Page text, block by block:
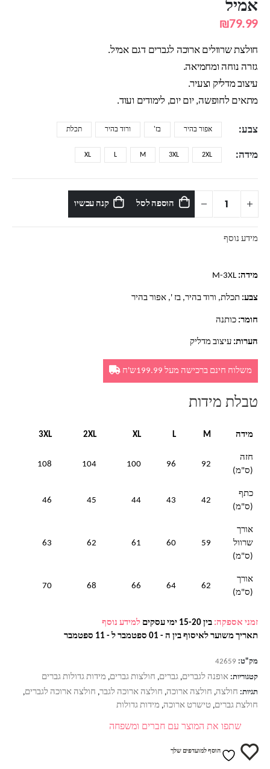
אמיל
₪79.99
חולצת שרוולים ארוכה לגברים דגם אמיל.
גזרה נוחה ומחמיאה.
עיצוב מדליק וצעיר.
מתאים לחופשה, יום יום, לימודים ועוד.
צבע אפור בהיר בז' ורוד בהיר תכלת
מידה 2XL
3XL
M
L
XL
הוספה לסל קנה עכשיו
מידע נוסף
מידה: M-3XL
צבע: תכלת, ורוד בהיר, בז ', אפור בהיר
חומר: כותנה
הערות: עיצוב מדליק
משלוח חינם ברכישה מעל 199.99ש'ח
טבלת מידות
מידה M
L
XL
2XL
3XL
חזה
(ס"מ)
92
96
100
104
108
כתף
(ס"מ)
42
43
44
45
46
אורך
שרוול
(ס"מ)
59
60
61
62
63
אורך
(ס"מ)
62
64
66
68
70
זמני אספקה: בין 15-20 ימי עסקים
למידע נוסף
תאריך משוער לאיסוף בין ה - 01 ספטמבר ל - 11 ספטמבר
מק"ט: 42659
קטגוריות: אופנה לגברים, גברים, חולצות גברים, מידות גדולות גברים
תגיות: חולצה, חולצה ארוכה, חולצה ארוכה לגבר, חולצה ארוכה לגברים,
חולצת גברים, טישרט ארוכה, מידות גדולות
שתפו את המוצר עם חברים ומשפחה
הוסף למועדפים שלך